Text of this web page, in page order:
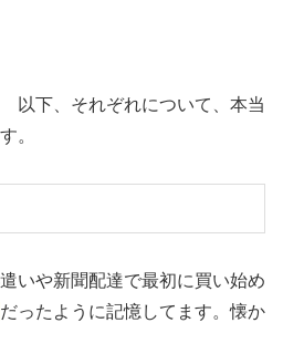
以下、それぞれについて、本当
。
いや新聞配達で最初に買い始め
だったように記憶してます。懐か